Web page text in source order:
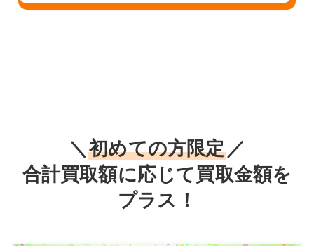
＼初めての方限定／
合計買取額に応じて買取金額を
プラス！